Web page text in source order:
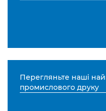
Перегляньте наші
промислового друку